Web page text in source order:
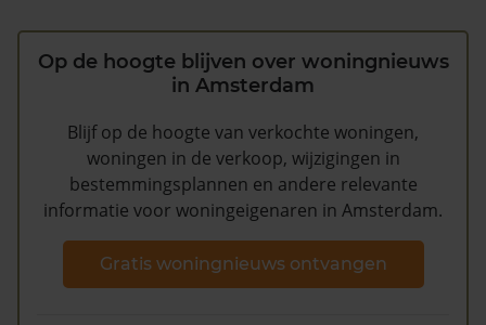
Op de hoogte blijven over woningnieuws
in Amsterdam
Blijf op de hoogte van verkochte woningen,
woningen in de verkoop, wijzigingen in
bestemmingsplannen en andere relevante
informatie voor woningeigenaren in Amsterdam.
Gratis woningnieuws ontvangen